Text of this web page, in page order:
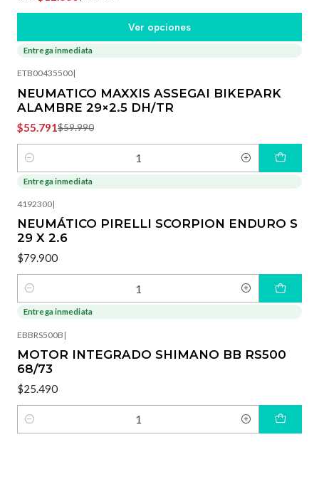
Ver opciones
Entrega inmediata
ETB00435500|
NEUMATICO MAXXIS ASSEGAI BIKEPARK
ALAMBRE 29×2.5 DH/TR
$55.791$59.990
Cantidad
Entrega inmediata
4192300|
NEUMÁTICO PIRELLI SCORPION ENDURO S
29 X 2.6
$79.900
Cantidad
Entrega inmediata
EBBRS500B |
MOTOR INTEGRADO SHIMANO BB RS500
68/73
$25.490
Cantidad